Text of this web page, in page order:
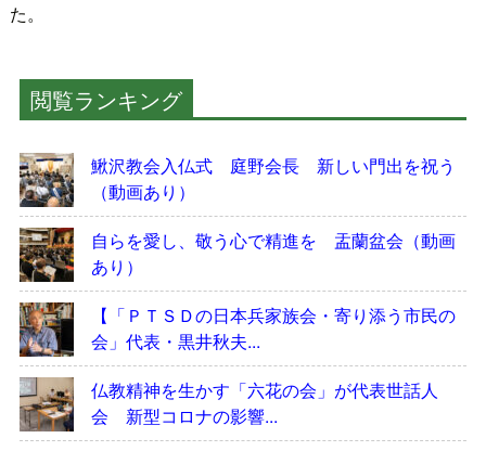
た。
閲覧ランキング
鰍沢教会入仏式 庭野会長 新しい門出を祝う
（動画あり）
自らを愛し、敬う心で精進を 盂蘭盆会（動画
あり）
【「ＰＴＳＤの日本兵家族会・寄り添う市民の
会」代表・黒井秋夫...
仏教精神を生かす「六花の会」が代表世話人
会 新型コロナの影響...